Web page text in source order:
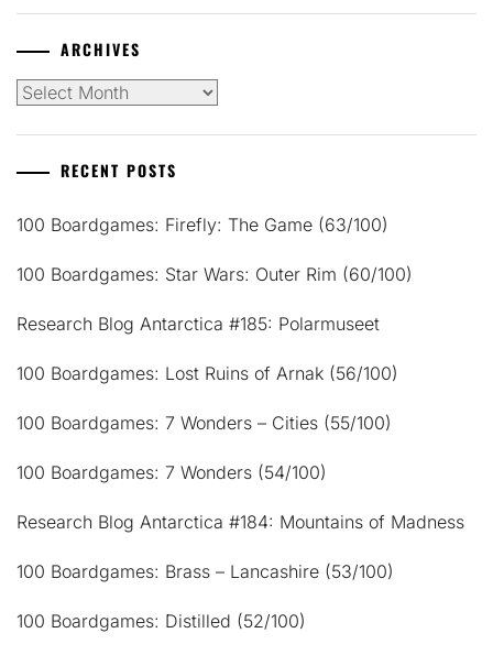
ARCHIVES
Archives
RECENT POSTS
100 Boardgames: Firefly: The Game (63/100)
100 Boardgames: Star Wars: Outer Rim (60/100)
Research Blog Antarctica #185: Polarmuseet
100 Boardgames: Lost Ruins of Arnak (56/100)
100 Boardgames: 7 Wonders – Cities (55/100)
100 Boardgames: 7 Wonders (54/100)
Research Blog Antarctica #184: Mountains of Madness
100 Boardgames: Brass – Lancashire (53/100)
100 Boardgames: Distilled (52/100)